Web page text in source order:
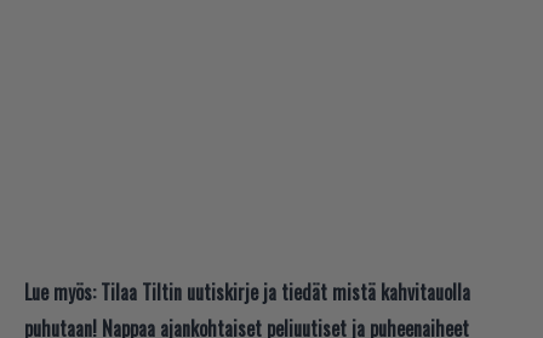
Lue myös: Tilaa Tiltin uutiskirje ja tiedät mistä kahvitauolla
puhutaan! Nappaa ajankohtaiset peliuutiset ja puheenaiheet